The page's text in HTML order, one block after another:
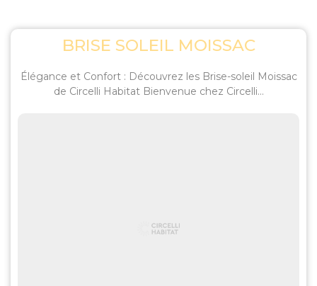
BRISE SOLEIL MOISSAC
Élégance et Confort : Découvrez les Brise-soleil Moissac
de Circelli Habitat Bienvenue chez Circelli...